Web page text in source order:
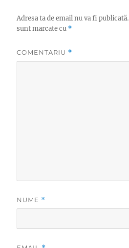
Adresa ta de email nu va fi publicată.
sunt marcate cu *
COMENTARIU *
NUME *